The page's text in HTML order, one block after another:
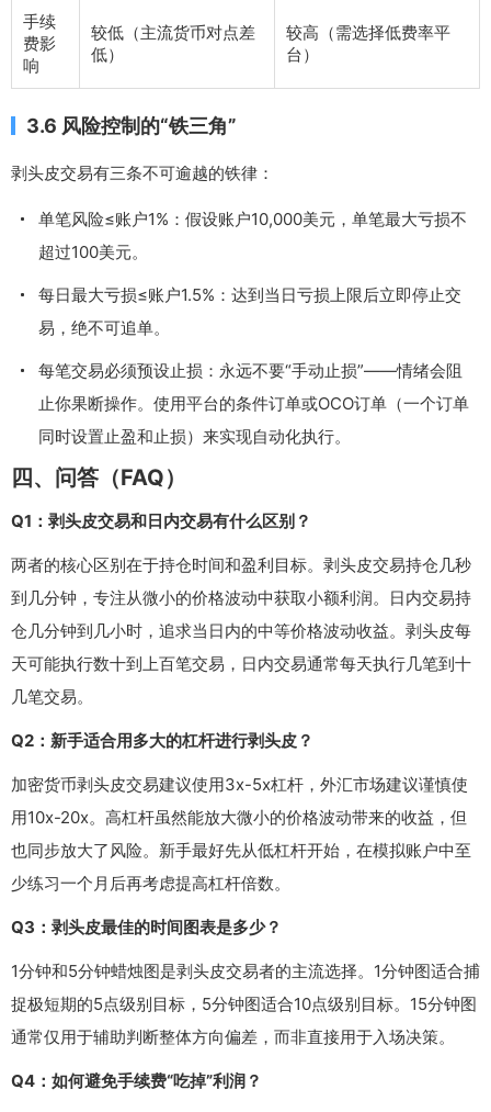
手续
费影
响
较低（主流货币对点差
低）
较高（需选择低费率平
台）
3.6 风险控制的“铁三角”
剥头皮交易有三条不可逾越的铁律：
单笔风险≤账户1%：假设账户10,000美元，单笔最大亏损不
超过100美元。
每日最大亏损≤账户1.5%：达到当日亏损上限后立即停止交
易，绝不可追单。
每笔交易必须预设止损：永远不要“手动止损”——情绪会阻
止你果断操作。使用平台的条件订单或OCO订单（一个订单
同时设置止盈和止损）来实现自动化执行。
四、问答（FAQ）
Q1：剥头皮交易和日内交易有什么区别？
两者的核心区别在于持仓时间和盈利目标。剥头皮交易持仓几秒
到几分钟，专注从微小的价格波动中获取小额利润。日内交易持
仓几分钟到几小时，追求当日内的中等价格波动收益。剥头皮每
天可能执行数十到上百笔交易，日内交易通常每天执行几笔到十
几笔交易。
Q2：新手适合用多大的杠杆进行剥头皮？
加密货币剥头皮交易建议使用3x-5x杠杆，外汇市场建议谨慎使
用10x-20x。高杠杆虽然能放大微小的价格波动带来的收益，但
也同步放大了风险。新手最好先从低杠杆开始，在模拟账户中至
少练习一个月后再考虑提高杠杆倍数。
Q3：剥头皮最佳的时间图表是多少？
1分钟和5分钟蜡烛图是剥头皮交易者的主流选择。1分钟图适合捕
捉极短期的5点级别目标，5分钟图适合10点级别目标。15分钟图
通常仅用于辅助判断整体方向偏差，而非直接用于入场决策。
Q4：如何避免手续费“吃掉”利润？